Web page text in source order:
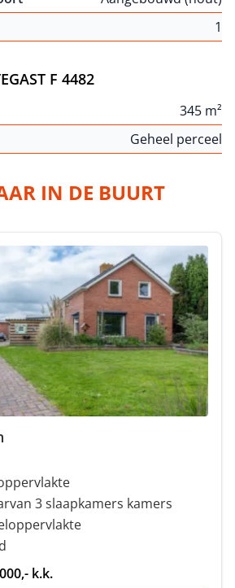
1
F 4482
345 m²
Geheel perceel
IN DE BUURT
3 slaapkamers kamers
k.k.